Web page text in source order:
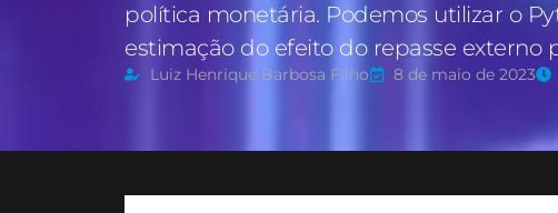
política monetária. Podemos utilizar o
estimação do efeito do repasse externo
Luiz Henrique Barbosa Filho 8 de maio de 2023